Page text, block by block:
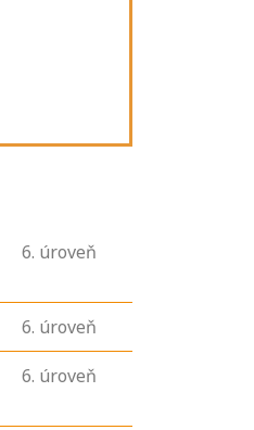
6. úroveň
6. úroveň
6. úroveň